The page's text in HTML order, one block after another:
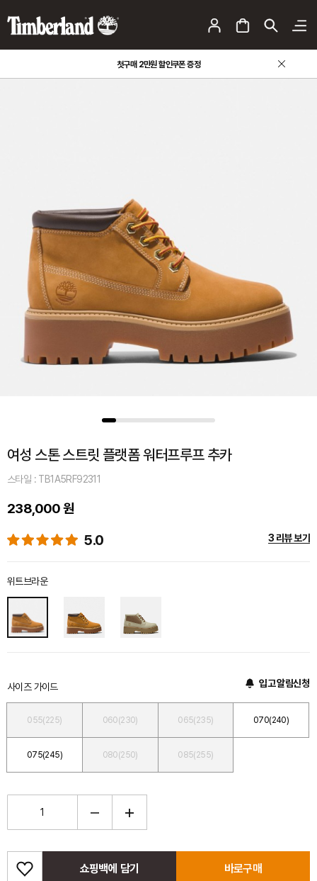
첫구매 2만원 할인쿠폰 증정
여성 스톤 스트릿 플랫폼 워터프루프 추카
스타일 : TB1A5RF92311
238,000 원
5.0 3 리뷰 보기
위트브라운
사이즈 가이드 입고 알림신청
055(225) 060(230) 065(235) 070(240)
075(245) 080(250) 085(255)
쇼핑백에 담기 바로구매